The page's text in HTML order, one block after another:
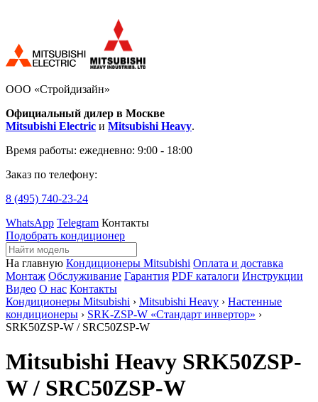
ООО «Стройдизайн»
Официальный дилер в Москве
Mitsubishi Electric и Mitsubishi Heavy.
Время работы: ежедневно: 9:00 - 18:00
Заказ по телефону:
8 (495) 740-23-24
WhatsApp Telegram Контакты
Подобрать кондиционер
На главную Кондиционеры Mitsubishi Оплата и доставка
Монтаж Обслуживание Гарантия PDF каталоги Инструкции
Видео О нас Контакты
Кондиционеры Mitsubishi › Mitsubishi Heavy › Настенные
кондиционеры › SRK-ZSP-W «Стандарт инвертор» ›
SRK50ZSP-W / SRC50ZSP-W
Mitsubishi Heavy SRK50ZSP-
W / SRC50ZSP-W